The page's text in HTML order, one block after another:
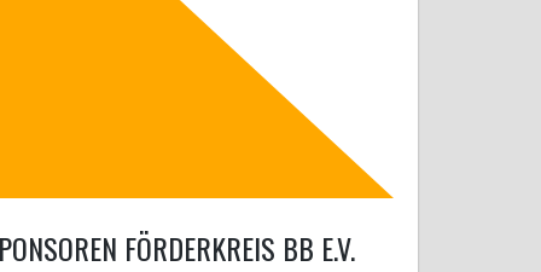
FÖRDERKREIS BB E.V.